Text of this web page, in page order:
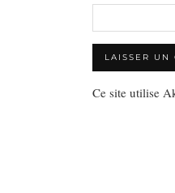
Ce site utilise